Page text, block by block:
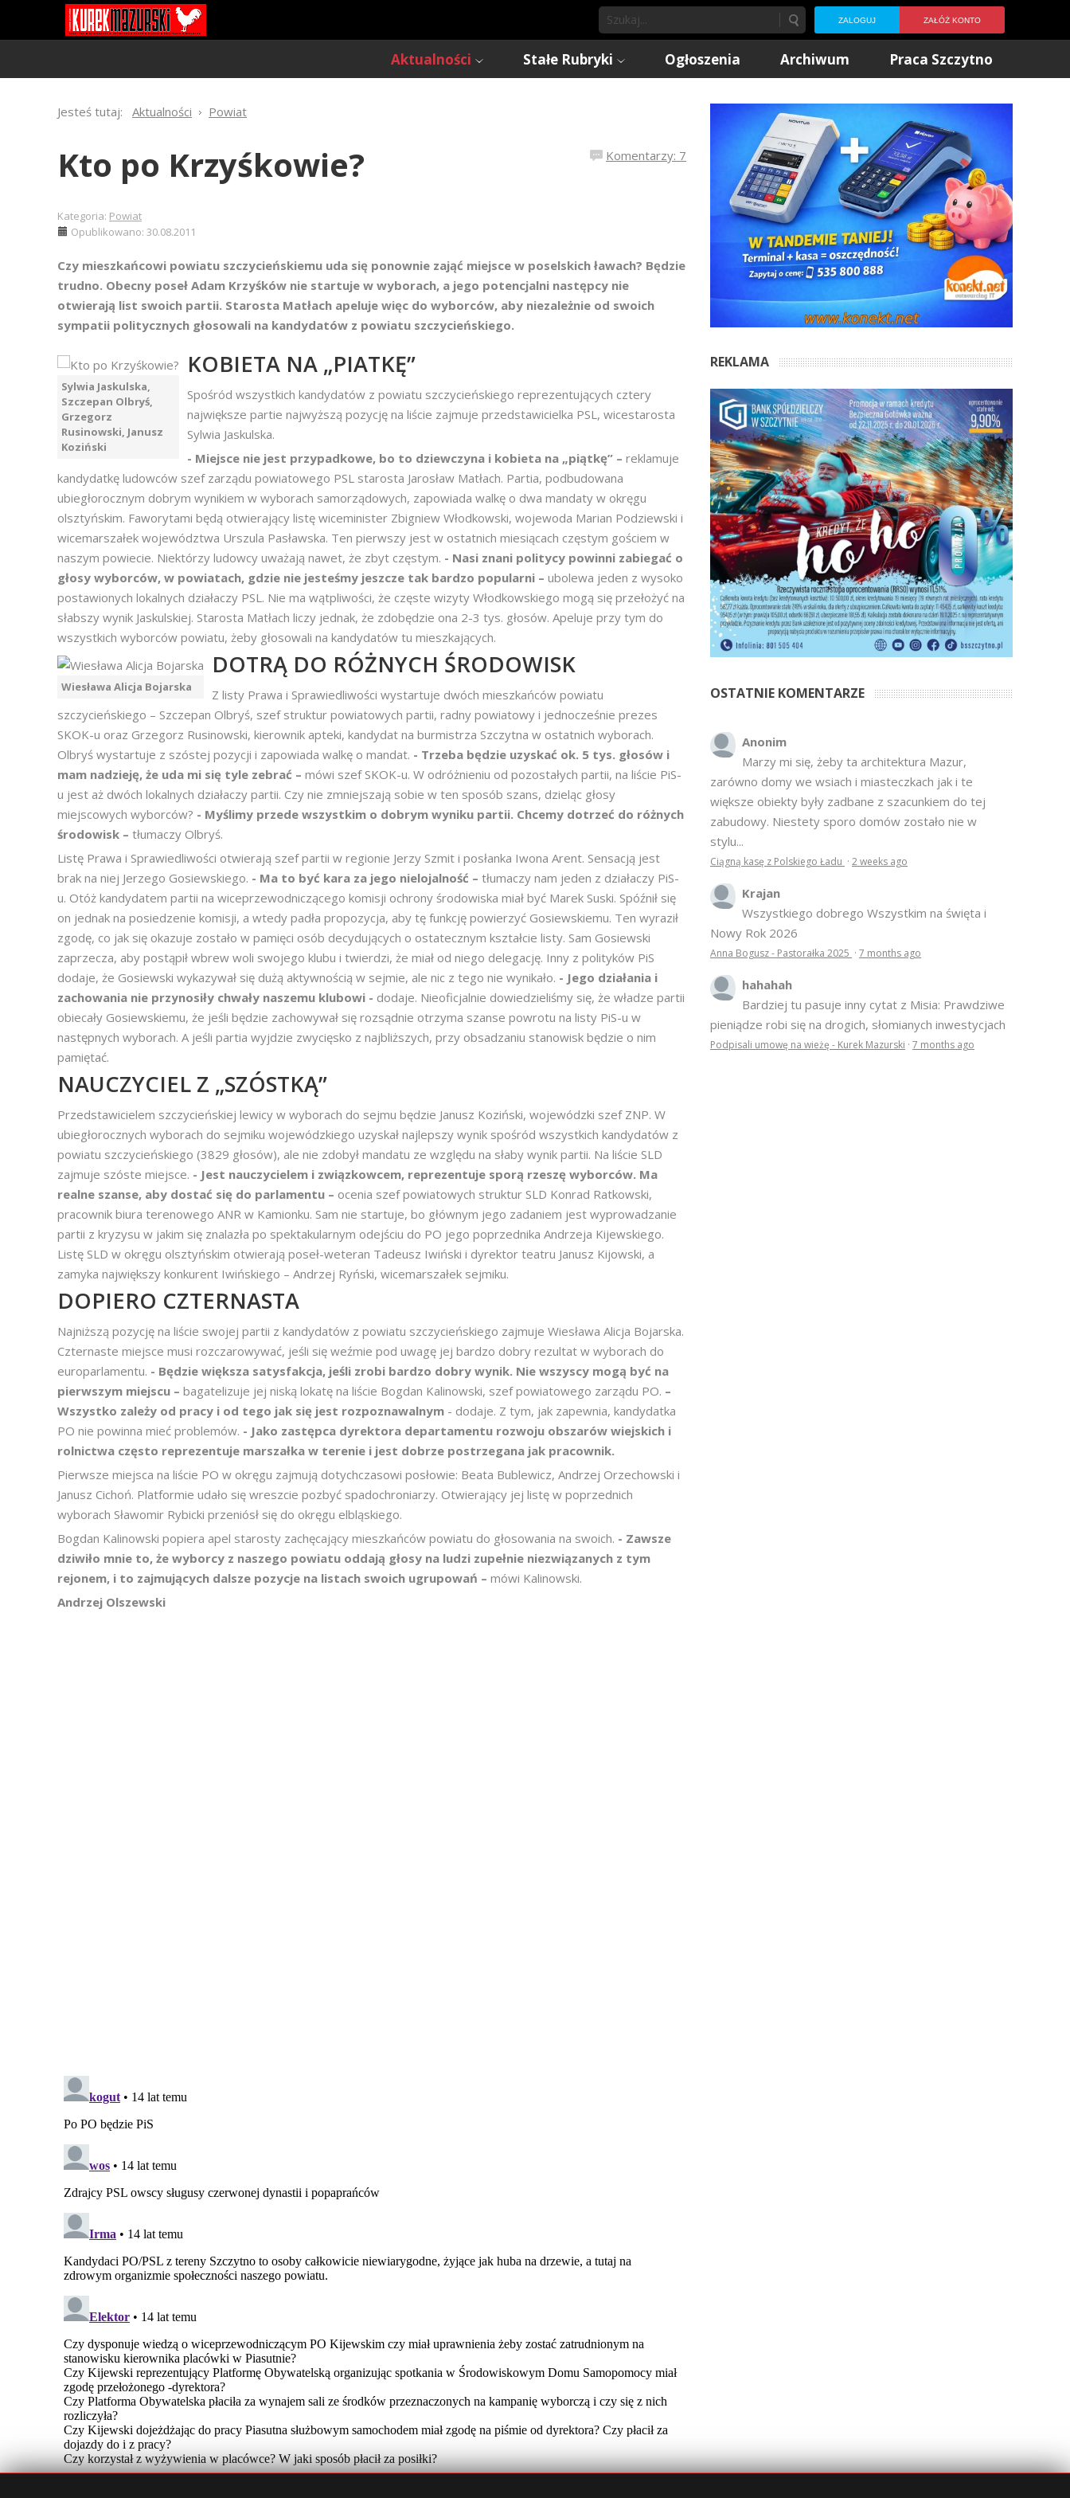
ZALOGUJ ZAŁÓŻ KONTO
Aktualności Stałe Rubryki Ogłoszenia Archiwum Praca Szczytno
Jesteś tutaj: Aktualności Powiat
Komentarzy: 7
Kto po Krzyśkowie?
Kategoria: Powiat
Opublikowano: 30.08.2011
Czy mieszkańcowi powiatu szczycieńskiemu uda się ponownie zająć miejsce w poselskich ławach? Będzie
trudno. Obecny poseł Adam Krzyśków nie startuje w wyborach, a jego potencjalni następcy nie
otwierają list swoich partii. Starosta Matłach apeluje więc do wyborców, aby niezależnie od swoich
sympatii politycznych głosowali na kandydatów z powiatu szczycieńskiego.
Sylwia Jaskulska,
Szczepan Olbryś,
Grzegorz
Rusinowski, Janusz
Koziński
KOBIETA NA „PIATKĘ”
Spośród wszystkich kandydatów z powiatu szczycieńskiego reprezentujących cztery
największe partie najwyższą pozycję na liście zajmuje przedstawicielka PSL, wicestarosta
Sylwia Jaskulska.
- Miejsce nie jest przypadkowe, bo to dziewczyna i kobieta na „piątkę” – reklamuje
kandydatkę ludowców szef zarządu powiatowego PSL starosta Jarosław Matłach. Partia, podbudowana
ubiegłorocznym dobrym wynikiem w wyborach samorządowych, zapowiada walkę o dwa mandaty w okręgu
olsztyńskim. Faworytami będą otwierający listę wiceminister Zbigniew Włodkowski, wojewoda Marian Podziewski i
wicemarszałek województwa Urszula Pasławska. Ten pierwszy jest w ostatnich miesiącach częstym gościem w
naszym powiecie. Niektórzy ludowcy uważają nawet, że zbyt częstym. - Nasi znani politycy powinni zabiegać o
głosy wyborców, w powiatach, gdzie nie jesteśmy jeszcze tak bardzo popularni – ubolewa jeden z wysoko
postawionych lokalnych działaczy PSL. Nie ma wątpliwości, że częste wizyty Włodkowskiego mogą się przełożyć na
słabszy wynik Jaskulskiej. Starosta Matłach liczy jednak, że zdobędzie ona 2-3 tys. głosów. Apeluje przy tym do
wszystkich wyborców powiatu, żeby głosowali na kandydatów tu mieszkających.
Wiesława Alicja Bojarska
DOTRĄ DO RÓŻNYCH ŚRODOWISK
Z listy Prawa i Sprawiedliwości wystartuje dwóch mieszkańców powiatu
szczycieńskiego – Szczepan Olbryś, szef struktur powiatowych partii, radny powiatowy i jednocześnie prezes
SKOK-u oraz Grzegorz Rusinowski, kierownik apteki, kandydat na burmistrza Szczytna w ostatnich wyborach.
Olbryś wystartuje z szóstej pozycji i zapowiada walkę o mandat. - Trzeba będzie uzyskać ok. 5 tys. głosów i
mam nadzieję, że uda mi się tyle zebrać – mówi szef SKOK-u. W odróżnieniu od pozostałych partii, na liście PiS-
u jest aż dwóch lokalnych działaczy partii. Czy nie zmniejszają sobie w ten sposób szans, dzieląc głosy
miejscowych wyborców? - Myślimy przede wszystkim o dobrym wyniku partii. Chcemy dotrzeć do różnych
środowisk – tłumaczy Olbryś.
Listę Prawa i Sprawiedliwości otwierają szef partii w regionie Jerzy Szmit i posłanka Iwona Arent. Sensacją jest
brak na niej Jerzego Gosiewskiego. - Ma to być kara za jego nielojalność – tłumaczy nam jeden z działaczy PiS-
u. Otóż kandydatem partii na wiceprzewodniczącego komisji ochrony środowiska miał być Marek Suski. Spóźnił się
on jednak na posiedzenie komisji, a wtedy padła propozycja, aby tę funkcję powierzyć Gosiewskiemu. Ten wyraził
zgodę, co jak się okazuje zostało w pamięci osób decydujących o ostatecznym kształcie listy. Sam Gosiewski
zaprzecza, aby postąpił wbrew woli swojego klubu i twierdzi, że miał od niego delegację. Inny z polityków PiS
dodaje, że Gosiewski wykazywał się dużą aktywnością w sejmie, ale nic z tego nie wynikało. - Jego działania i
zachowania nie przynosiły chwały naszemu klubowi - dodaje. Nieoficjalnie dowiedzieliśmy się, że władze partii
obiecały Gosiewskiemu, że jeśli będzie zachowywał się rozsądnie otrzyma szanse powrotu na listy PiS-u w
następnych wyborach. A jeśli partia wyjdzie zwycięsko z najbliższych, przy obsadzaniu stanowisk będzie o nim
pamiętać.
NAUCZYCIEL Z „SZÓSTKĄ”
Przedstawicielem szczycieńskiej lewicy w wyborach do sejmu będzie Janusz Koziński, wojewódzki szef ZNP. W
ubiegłorocznych wyborach do sejmiku wojewódzkiego uzyskał najlepszy wynik spośród wszystkich kandydatów z
powiatu szczycieńskiego (3829 głosów), ale nie zdobył mandatu ze względu na słaby wynik partii. Na liście SLD
zajmuje szóste miejsce. - Jest nauczycielem i związkowcem, reprezentuje sporą rzeszę wyborców. Ma
realne szanse, aby dostać się do parlamentu – ocenia szef powiatowych struktur SLD Konrad Ratkowski,
pracownik biura terenowego ANR w Kamionku. Sam nie startuje, bo głównym jego zadaniem jest wyprowadzanie
partii z kryzysu w jakim się znalazła po spektakularnym odejściu do PO jego poprzednika Andrzeja Kijewskiego.
Listę SLD w okręgu olsztyńskim otwierają poseł-weteran Tadeusz Iwiński i dyrektor teatru Janusz Kijowski, a
zamyka największy konkurent Iwińskiego – Andrzej Ryński, wicemarszałek sejmiku.
DOPIERO CZTERNASTA
Najniższą pozycję na liście swojej partii z kandydatów z powiatu szczycieńskiego zajmuje Wiesława Alicja Bojarska.
Czternaste miejsce musi rozczarowywać, jeśli się weźmie pod uwagę jej bardzo dobry rezultat w wyborach do
europarlamentu. - Będzie większa satysfakcja, jeśli zrobi bardzo dobry wynik. Nie wszyscy mogą być na
pierwszym miejscu – bagatelizuje jej niską lokatę na liście Bogdan Kalinowski, szef powiatowego zarządu PO. –
Wszystko zależy od pracy i od tego jak się jest rozpoznawalnym - dodaje. Z tym, jak zapewnia, kandydatka
PO nie powinna mieć problemów. - Jako zastępca dyrektora departamentu rozwoju obszarów wiejskich i
rolnictwa często reprezentuje marszałka w terenie i jest dobrze postrzegana jak pracownik.
Pierwsze miejsca na liście PO w okręgu zajmują dotychczasowi posłowie: Beata Bublewicz, Andrzej Orzechowski i
Janusz Cichoń. Platformie udało się wreszcie pozbyć spadochroniarzy. Otwierający jej listę w poprzednich
wyborach Sławomir Rybicki przeniósł się do okręgu elbląskiego.
Bogdan Kalinowski popiera apel starosty zachęcający mieszkańców powiatu do głosowania na swoich. - Zawsze
dziwiło mnie to, że wyborcy z naszego powiatu oddają głosy na ludzi zupełnie niezwiązanych z tym
rejonem, i to zajmujących dalsze pozycje na listach swoich ugrupowań – mówi Kalinowski.
Andrzej Olszewski
REKLAMA
OSTATNIE KOMENTARZE
Anonim
Marzy mi się, żeby ta architektura Mazur,
zarówno domy we wsiach i miasteczkach jak i te
większe obiekty były zadbane z szacunkiem do tej
zabudowy. Niestety sporo domów zostało nie w
Ciągną kasę z Polskiego Ładu
Krajan
Wszystkiego dobrego Wszystkim na święta i
Anna Bogusz - Pastorałka 2025
hahahah
Bardziej tu pasuje inny cytat z Misia: Prawdziwe